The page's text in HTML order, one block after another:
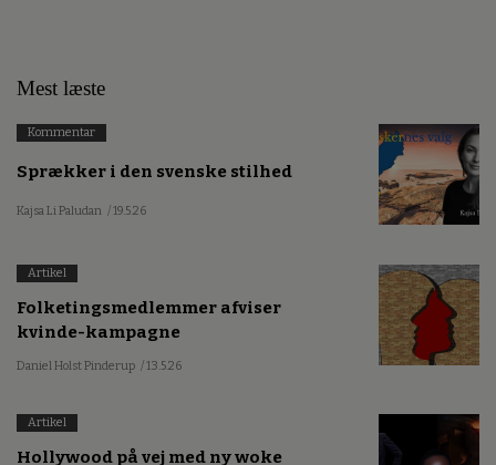
Mest læste
Kommentar
Sprækker i den svenske stilhed
Kajsa Li Paludan / 19.5.26
Artikel
Folketingsmedlemmer afviser
kvinde-kampagne
Daniel Holst Pinderup / 13.5.26
Artikel
Hollywood på vej med ny woke